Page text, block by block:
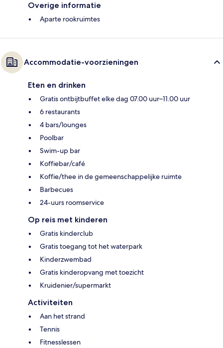
Overige informatie
Aparte rookruimtes
Accommodatie-voorzieningen
Eten en drinken
Gratis ontbijtbuffet elke dag 07.00 uur–11.00 uur
6 restaurants
4 bars/lounges
Poolbar
Swim-up bar
Koffiebar/café
Koffie/thee in de gemeenschappelijke ruimte
Barbecues
24-uurs roomservice
Op reis met kinderen
Gratis kinderclub
Gratis toegang tot het waterpark
Kinderzwembad
Gratis kinderopvang met toezicht
Kruidenier/supermarkt
Activiteiten
Aan het strand
Tennis
Fitnesslessen